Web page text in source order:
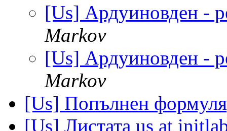
[Us] Ардуиновден -
Markov
[Us] Ардуиновден -
Markov
[Us] Попълнен
[Us] Листата us at